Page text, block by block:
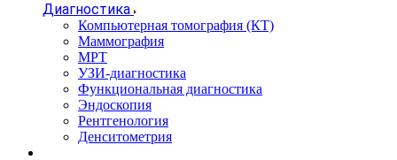
Диагностика
Компьютерная томография (КТ)
Маммография
МРТ
УЗИ-диагностика
Функциональная диагностика
Эндоскопия
Рентгенология
Денситометрия